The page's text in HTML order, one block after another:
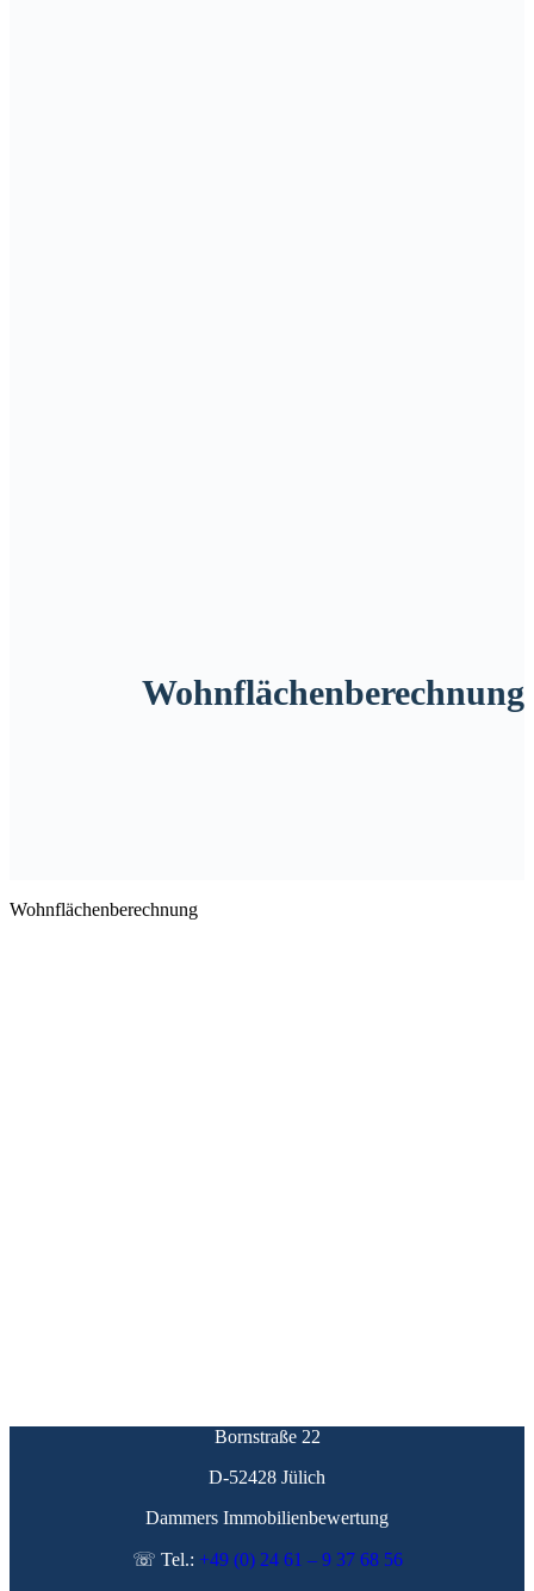
Wohnflächenberechnung
Wohnflächenberechnung
Bornstraße 22
D-52428 Jülich
Dammers Immobilienbewertung
☏ Tel.: +49 (0) 24 61 – 9 37 68 56